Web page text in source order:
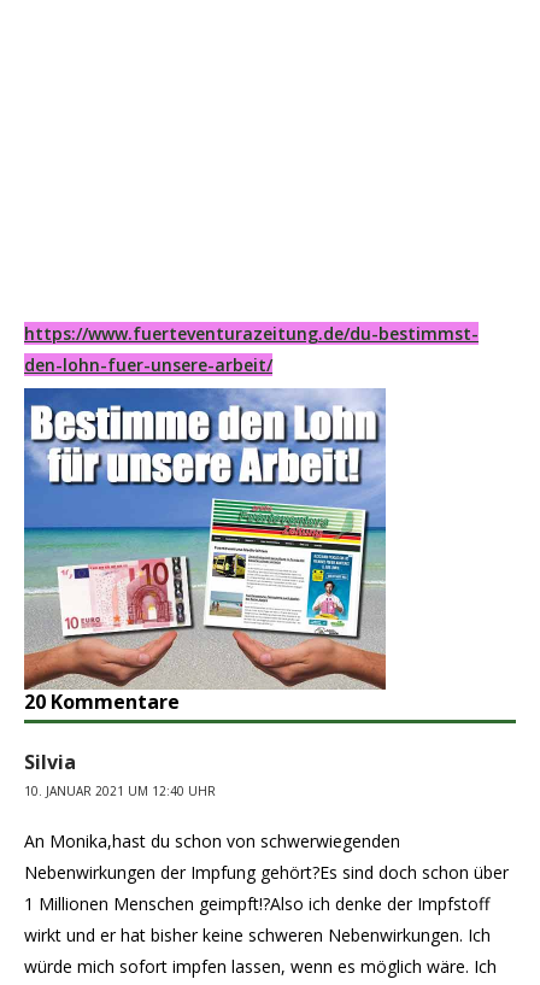
https://www.fuerteventurazeitung.de/du-bestimmst-
den-lohn-fuer-unsere-arbeit/
20 Kommentare
Silvia
10. JANUAR 2021 UM 12:40 UHR
An Monika,hast du schon von schwerwiegenden
Nebenwirkungen der Impfung gehört?Es sind doch schon über
1 Millionen Menschen geimpft!?Also ich denke der Impfstoff
wirkt und er hat bisher keine schweren Nebenwirkungen. Ich
würde mich sofort impfen lassen, wenn es möglich wäre. Ich